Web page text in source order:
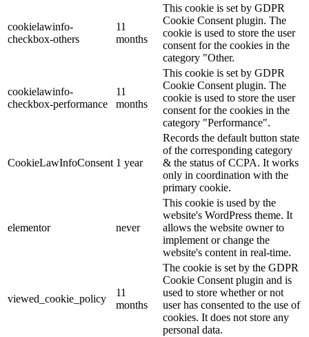
cookielawinfo-
checkbox-others
11
months
This cookie is set by GDPR
Cookie Consent plugin. The
cookie is used to store the user
consent for the cookies in the
category "Other.
cookielawinfo-
checkbox-performance
11
months
This cookie is set by GDPR
Cookie Consent plugin. The
cookie is used to store the user
consent for the cookies in the
category "Performance".
CookieLawInfoConsent 1 year
Records the default button state
of the corresponding category
& the status of CCPA. It works
only in coordination with the
primary cookie.
elementor never
This cookie is used by the
website's WordPress theme. It
allows the website owner to
implement or change the
website's content in real-time.
viewed_cookie_policy
11
months
The cookie is set by the GDPR
Cookie Consent plugin and is
used to store whether or not
user has consented to the use of
cookies. It does not store any
personal data.